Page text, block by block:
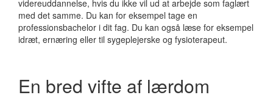
videreuddannelse, hvis du ikke vil ud at arbejde som faglært
med det samme. Du kan for eksempel tage en
professionsbachelor i dit fag. Du kan også læse for eksempel
idræt, ernæring eller til sygeplejerske og fysioterapeut.
En bred vifte af lærdom